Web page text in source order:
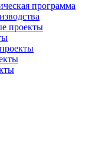
программа
проекты